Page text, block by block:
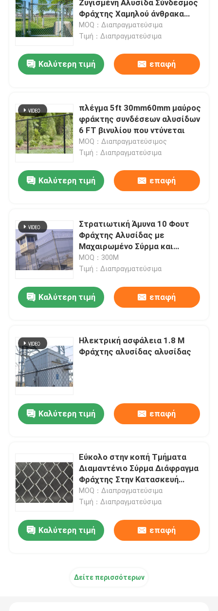
Προϊόντα
Σχετικά με εμάς
Επισκέψεις στο εργοστάσιο
Έλεγχος ποιότητας
Επικοινωνήστε μαζί μας
Υποθέσεις
Επεκταθε'ν πλέγμα καλωδίων μετάλλων
Ζυγισμένη Αλυσίδα Σύνδεσμος
Φράχτης Χαμηλού άνθρακα
Σιδήρου
MOQ：Διαπραγματεύσιμα
Τιμή：Διαπραγματεύσιμα
Καλύτερη τιμή επαφή
πλέγμα 5ft 30mm60mm μαύρος
φράκτης συνδέσεων αλυσίδων
6 FT βινυλίου που ντύνεται
MOQ：Διαπραγματεύσιμος
Τιμή：Διαπραγματεύσιμα
Καλύτερη τιμή επαφή
Στρατιωτική Άμυνα 10 Φουτ
Φράχτης Αλυσίδας με
Μαχαιρωμένο Σύρμα και
Ραζίδιο Σύρμα
MOQ：300M
Τιμή：Διαπραγματεύσιμα
Καλύτερη τιμή επαφή
Ηλεκτρική ασφάλεια 1.8 M
Φράχτης αλυσίδας αλυσίδας
Καλύτερη τιμή επαφή
Εύκολο στην κοπή Τμήματα
Διαμαντένιο Σύρμα Διάφραγμα
Φράχτης Στην Κατασκευή
Γεωργία Κτηνοτροφία
MOQ：Διαπραγματεύσιμα
Τιμή：Διαπραγματεύσιμα
Καλύτερη τιμή επαφή
Δείτε περισσότερων